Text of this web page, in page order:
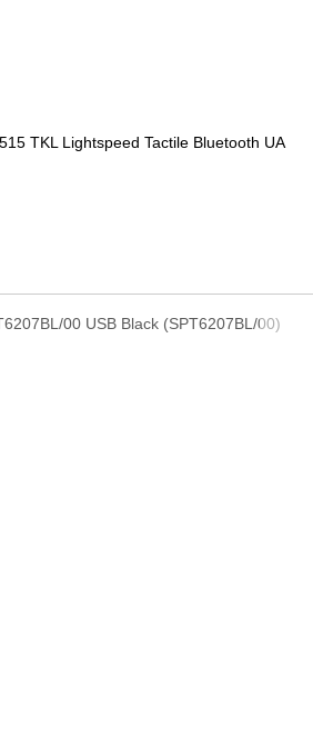
TKL Lightspeed Tactile Bluetooth UA